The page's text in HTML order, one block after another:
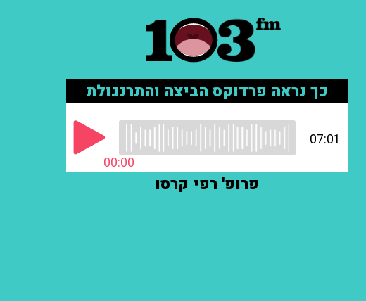
כך נראה פרדוקס הביצה והתרנגולת
00:00
07:01
פרופ' רפי קרסו